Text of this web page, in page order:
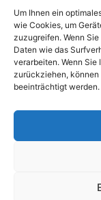
Um Ihnen ein
wie Cookies, um
zuzugreifen. Wenn
Daten wie das
verarbeiten. Wenn Sie
zurückziehen, können
beeinträchtigt werden.
©